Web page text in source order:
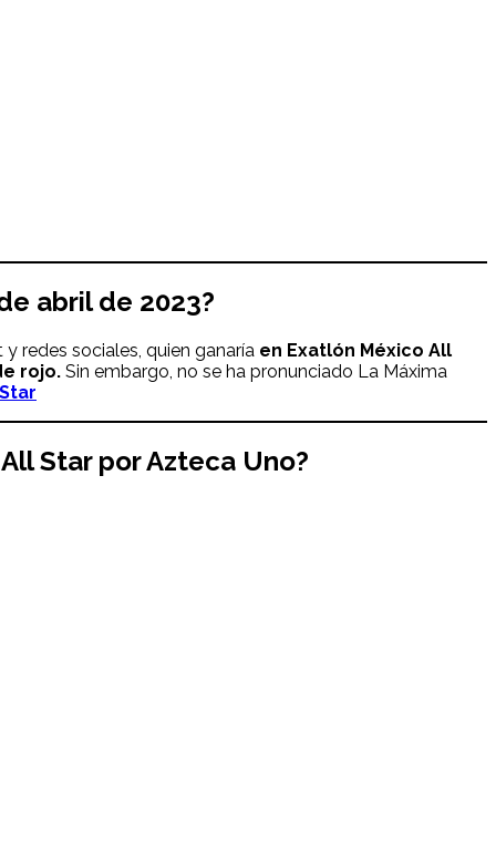
abril de 2023?
redes sociales, quien ganaría en Exatlón México All
rojo. Sin embargo, no se ha pronunciado La Máxima
Star por Azteca Uno?